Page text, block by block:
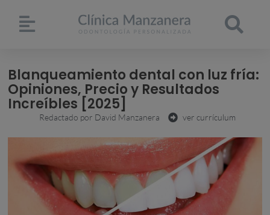
Blanqueamiento dental con luz fría:
Opiniones, Precio y Resultados
Increíbles [2025]
Redactado por David Manzanera ver currículum